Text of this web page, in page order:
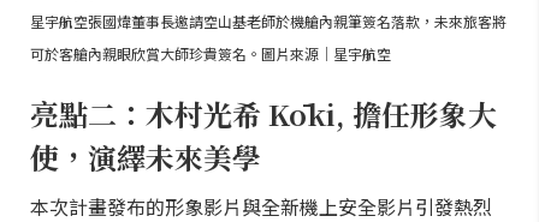
星宇航空張國煒董事長邀請空山基老師於機艙內親筆簽名落款，未來旅客將
可於客艙內親眼欣賞大師珍貴簽名。圖片來源｜星宇航空
亮點二：木村光希 Kōki, 擔任形象大
使，演繹未來美學
本次計畫發布的形象影片與全新機上安全影片引發熱烈